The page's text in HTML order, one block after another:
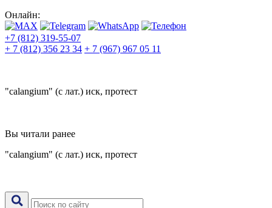
Онлайн:
+7 (812) 319-55-07
+ 7 (812) 356 23 34 + 7 (967) 967 05 11
"calangium" (с лат.) иск, протест
Вы читали ранее
"calangium" (с лат.) иск, протест